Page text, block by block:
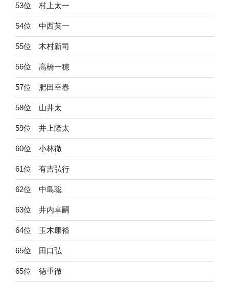
53位 村上太一
54位 中西英一
55位 木村新司
56位 高橋一穂
57位 肥田幸春
58位 山井太
59位 井上隆太
60位 小林徹
61位 有吉弘行
62位 中島聡
63位 井内卓嗣
64位 玉木康裕
65位 田口弘
65位 徳重徹